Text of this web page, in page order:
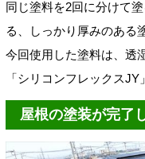
同じ塗料を2回に分けて
る、しっかり厚みのある
今回使用した塗料は、透
「シリコンフレックスJY
屋根の塗装が完了